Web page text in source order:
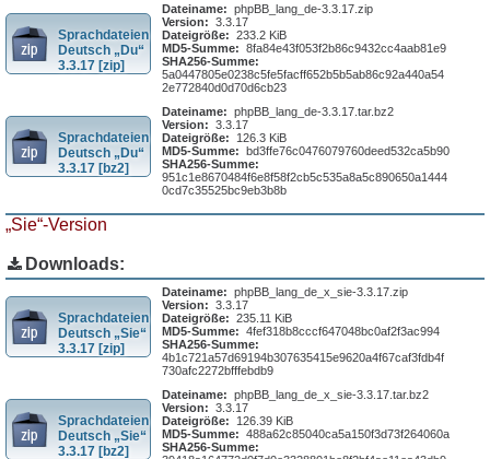
Sprachdateien
Deutsch „Du“
3.3.17 [zip]
Dateiname: phpBB_lang_de-3.3.17.zip
Version: 3.3.17
Dateigröße: 233.2 KiB
MD5-Summe: 8fa84e43f053f2b86c9432cc4aab81e9
SHA256-Summe:
5a0447805e0238c5fe5facff652b5b5ab86c92a440a54
2e772840d0d70d6cb23
Sprachdateien
Deutsch „Du“
3.3.17 [bz2]
Dateiname: phpBB_lang_de-3.3.17.tar.bz2
Version: 3.3.17
Dateigröße:
126.3 KiB
MD5-Summe: bd3ffe76c0476079760deed532ca5b90
SHA256-Summe:
951c1e8670484f6e8f58f2cb5c535a8a5c890650a1444
0cd7c35525bc9eb3b8b
„Sie“-Version
Downloads:
Sprachdateien
Deutsch „Sie“
3.3.17 [zip]
Dateiname: phpBB_lang_de_x_sie-3.3.17.zip
Version: 3.3.17
Dateigröße: 235.11 KiB
MD5-Summe: 4fef318b8cccf647048bc0af2f3ac994
SHA256-Summe:
4b1c721a57d69194b307635415e9620a4f67caf3fdb4f
730afc2272bfffebdb9
Sprachdateien
Deutsch „Sie“
3.3.17 [bz2]
Dateiname: phpBB_lang_de_x_sie-3.3.17.tar.bz2
Version: 3.3.17
Dateigröße:
126.39 KiB
MD5-Summe: 488a62c85040ca5a150f3d73f264060a
SHA256-Summe: